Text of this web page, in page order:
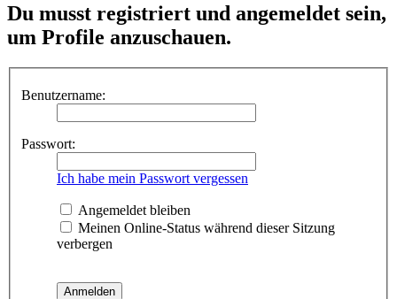
Du musst registriert und angemeldet sein,
um Profile anzuschauen.
Benutzername:
Passwort:
Ich habe mein Passwort vergessen
Angemeldet bleiben
Meinen Online-Status während dieser Sitzung
verbergen